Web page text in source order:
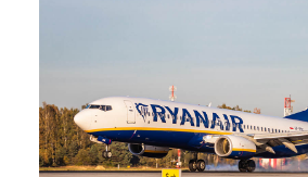
Wyszukiwanie